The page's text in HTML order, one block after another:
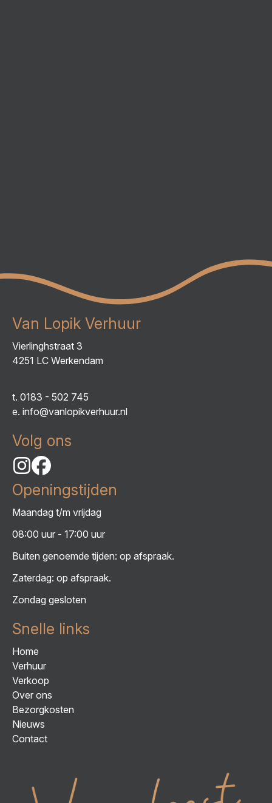
Van Lopik Verhuur
Vierlinghstraat 3
4251 LC Werkendam
t. 0183 - 502 745
e. info@vanlopikverhuur.nl
Volg ons
Openingstijden
Maandag t/m vrijdag
08:00 uur - 17:00 uur
Buiten genoemde tijden: op afspraak.
Zaterdag: op afspraak.
Zondag gesloten
Snelle links
Home
Verhuur
Verkoop
Over ons
Bezorgkosten
Nieuws
Contact